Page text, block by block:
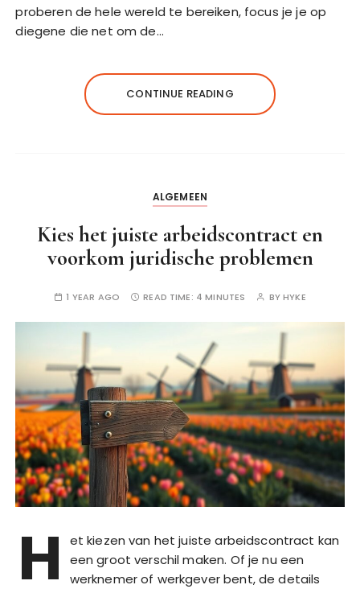
proberen de hele wereld te bereiken, focus je je op
diegene die net om de…
CONTINUE READING
ALGEMEEN
Kies het juiste arbeidscontract en
voorkom juridische problemen
1 YEAR AGO READ TIME: 4 MINUTES BYHYKE
H
et kiezen van het juiste arbeidscontract kan
een groot verschil maken. Of je nu een
werknemer of werkgever bent, de details